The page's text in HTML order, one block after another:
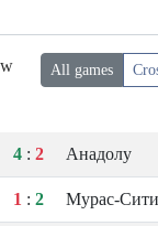
All games
4 : 2 Анадолу
1 : 2 Мурас-Сити